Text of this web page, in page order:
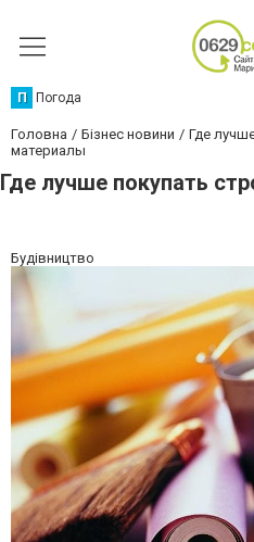
П Погода
Головна Бізнес новини
Где
материалы
Где лучше покупать
Будівництво